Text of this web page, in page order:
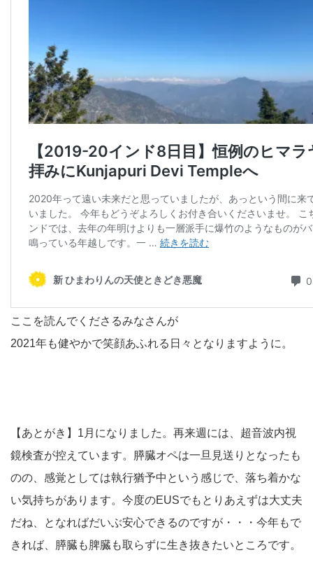
ここを読んでくださるみなさんが
2021年も健やかで笑顔あふれる日々となりますように。
【あとがき】1月になりました。再来週には、超音波内視
鏡検査が控えています。膵臓オペは一旦見送りとなったも
のの、感覚としては執行猶予中という感じで、落ち着かな
い気持ちがあります。今度のEUSでもとりあえずは大丈夫
だね、となればだいぶ安心できるのですが・・・今年もで
きれば、膵臓も脾臓も取らずに生き抜きたいところです。